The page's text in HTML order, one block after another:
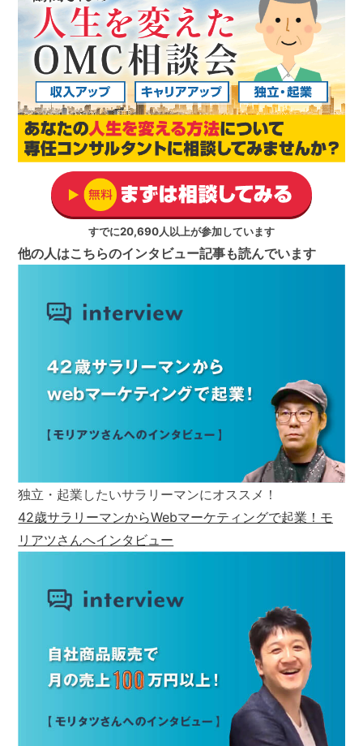
すでに20,690人以上が参加しています
他の人はこちらのインタビュー記事も読んでいます
独立・起業したいサラリーマンにオススメ！
42歳サラリーマンからWebマーケティングで起業！モ
リアツさんへインタビュー